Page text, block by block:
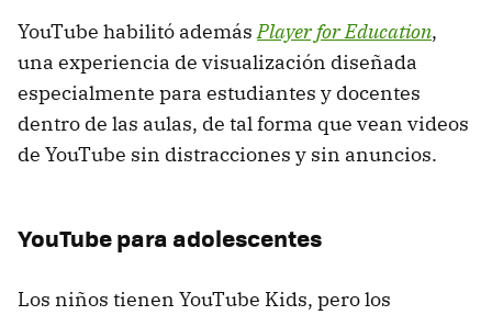
YouTube habilitó ademásPlayer for Education,
una experiencia de visualización diseñada
especialmente para estudiantes y docentes
dentro de las aulas, de tal forma que vean videos
de YouTube sin distracciones y sin anuncios.
YouTube para adolescentes
Los niños tienen YouTube Kids, pero los